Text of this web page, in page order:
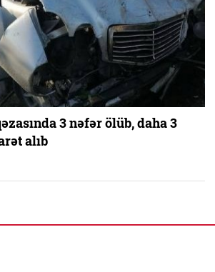
3 nəfər ölüb, daha 3
alıb